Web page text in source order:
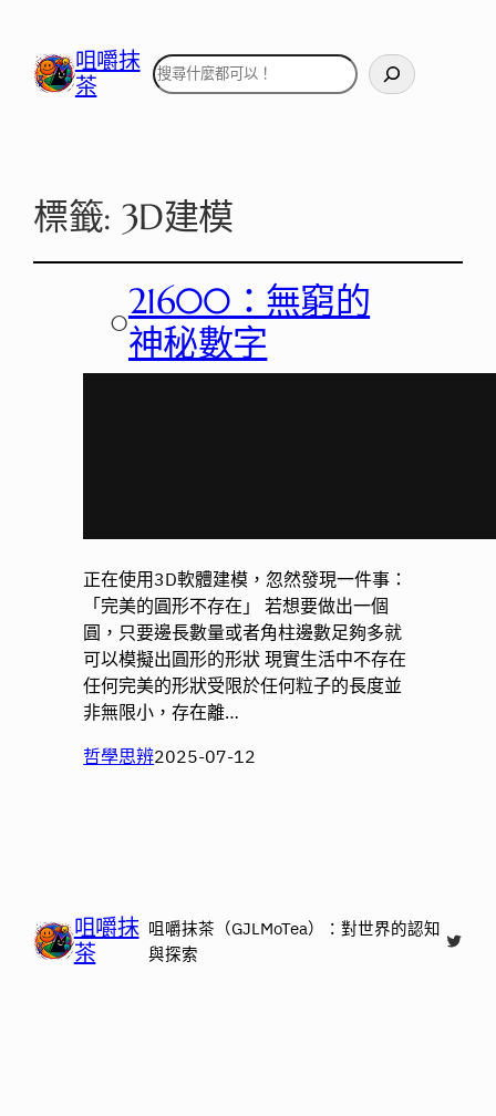
咀嚼抹
茶
搜
尋
標籤: 3D建模
○21600：無窮的
神秘數字
正在使用3D軟體建模，忽然發現一件事：
「完美的圓形不存在」 若想要做出一個
圓，只要邊長數量或者角柱邊數足夠多就
可以模擬出圓形的形狀 現實生活中不存在
任何完美的形狀受限於任何粒子的長度並
非無限小，存在離…
哲學思辨2025-07-12
咀嚼抹
茶
咀嚼抹茶（GJLMoTea）：對世界的認知
與探索
X